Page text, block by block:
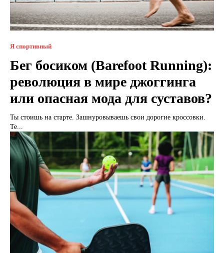
Я спортивный
Бег босиком (Barefoot Running):
революция в мире джоггинга
или опасная мода для суставов?
Ты стоишь на старте. Зашнуровываешь свои дорогие кроссовки.
Те...